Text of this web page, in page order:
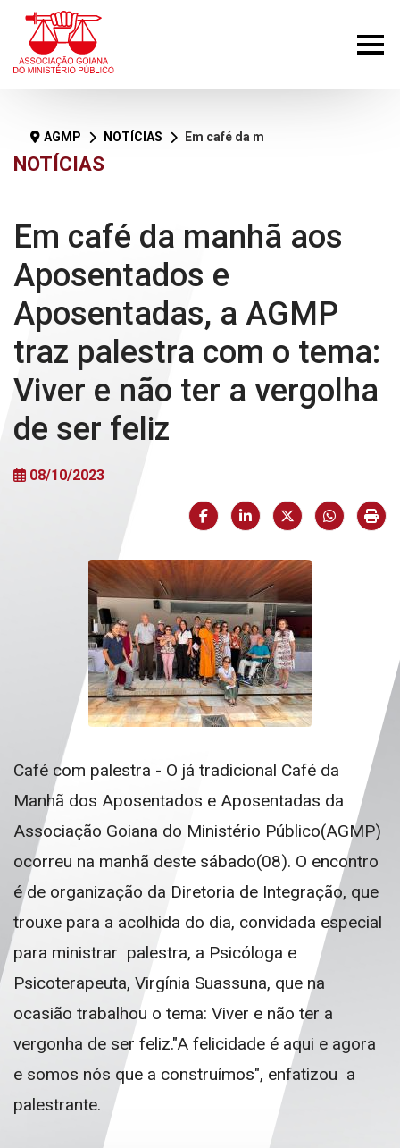
NOTÍCIAS
AGMP NOTÍCIAS Em café da manhã aos Aposentados e Aposentadas, a AGMP traz palestra com o tema: Viver e não ter a vergolha de ser feliz
Em café da manhã aos
Aposentados e
Aposentadas, a AGMP
traz palestra com o tema:
Viver e não ter a vergolha
de ser feliz
08/10/2023
FacebookLinkedInX (formerly
Café com palestra - O já tradicional Café da
Manhã dos Aposentados e Aposentadas da
Associação Goiana do Ministério Público(AGMP)
ocorreu na manhã deste sábado(08). O encontro
é de organização da Diretoria de Integração, que
trouxe para a acolhida do dia, convidada especial
para ministrar palestra, a Psicóloga e
Psicoterapeuta, Virgínia Suassuna, que na
ocasião trabalhou o tema: Viver e não ter a
vergonha de ser feliz."A felicidade é aqui e agora
e somos nós que a construímos", enfatizou a
palestrante.